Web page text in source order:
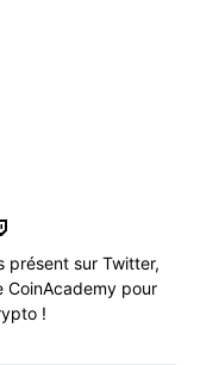
présent sur Twitter,
CoinAcademy pour
!